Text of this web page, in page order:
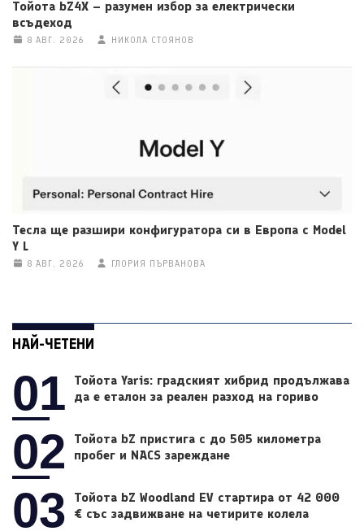
Тойота bZ4X – разумен избор за електрически
всъдеход
8 АВГ. 2026 НИКОЛА СТОЯНОВ
Тесла ще разшири конфигуратора си в Европа с Model
Y L
8 АВГ. 2026 ГЛОРИЯ ПЪРВАНОВА
НАЙ-ЧЕТЕНИ
01
Тойота Yaris: градският хибрид продължава
да е еталон за реален разход на гориво
02
Тойота bZ пристига с до 505 километра
пробег и NACS зареждане
03
Тойота bZ Woodland EV стартира от 42 000
€ със задвижване на четирите колела